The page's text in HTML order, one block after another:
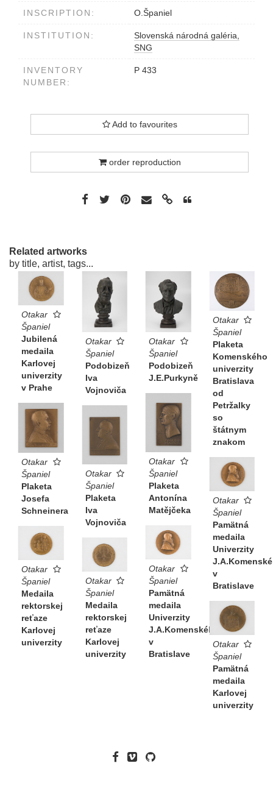
INSCRIPTION: O.Španiel
INSTITUTION:
Slovenská národná galéria,
SNG
INVENTORY
NUMBER:
P 433
Add to favourites
order reproduction
Related artworks
by title, artist, tags...
Otakar
Španiel
Jubilená
medaila
Karlovej
univerzity
v Prahe
Otakar
Španiel
Podobizeň
Iva
Vojnoviča
Otakar
Španiel
Podobizeň
J.E.Purkyně
Otakar
Španiel
Plaketa
Komenského
univerzity
Bratislava
od
Petržalky
so
štátnym
znakom
Otakar
Španiel
Plaketa
Antonína
Matějčeka
Otakar
Španiel
Plaketa
Josefa
Schneinera
Otakar
Španiel
Plaketa
Iva
Vojnoviča
Otakar
Španiel
Pamätná
medaila
Univerzity
v
Bratislave
Otakar
Španiel
Pamätná
medaila
Univerzity
J.A.Komenského
v
Bratislave
Otakar
Španiel
Medaila
rektorskej
reťaze
Karlovej
univerzity
Otakar
Španiel
Medaila
rektorskej
reťaze
Karlovej
univerzity
Otakar
Španiel
Pamätná
medaila
Karlovej
univerzity